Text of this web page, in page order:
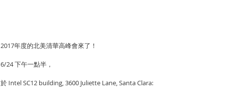
2017年度的北美清華高峰會來了！
6/24 下午一點半，
於 Intel SC12 building, 3600 Juliette Lane, Santa Clara: